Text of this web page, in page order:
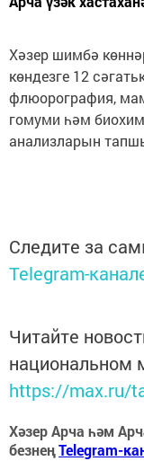
Хәзер шимбә
көндезге 12
флюорография,
гомуми һәм
анализларын
Следите за
Telegram-
Читайте
национальном
https://max.ru/
Хәзер Арча һәм
безнеңTelegram-